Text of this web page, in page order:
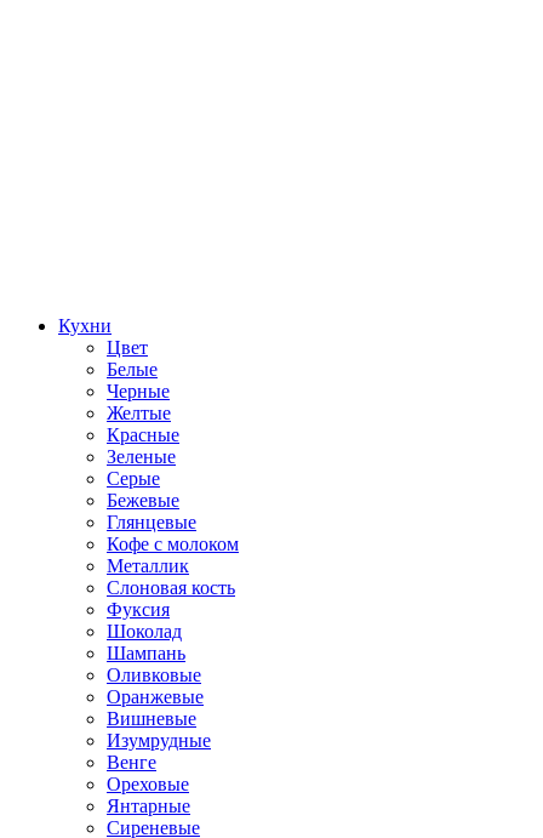
Кухни
Цвет
Белые
Черные
Желтые
Красные
Зеленые
Серые
Бежевые
Глянцевые
Кофе с молоком
Металлик
Слоновая кость
Фуксия
Шоколад
Шампань
Оливковые
Оранжевые
Вишневые
Изумрудные
Венге
Ореховые
Янтарные
Сиреневые